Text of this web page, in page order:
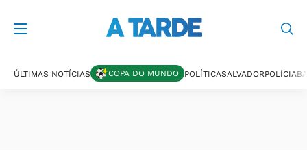
ÚLTIMAS NOTÍCIAS COPA DO MUNDO POLÍTICASALVADORPOLÍCIA